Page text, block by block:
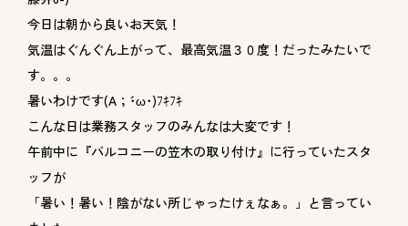
今日は朝から良いお天気！
気温はぐんぐん上がって、最高気温３０度！だったみたいで
す。。。
暑いわけです(A；´･ω･)ﾌｷﾌｷ
こんな日は業務スタッフのみんなは大変です！
午前中に『バルコニーの笠木の取り付け』に行っていたスタ
ッフが
「暑い！暑い！陰がない所じゃったけぇなぁ。」と言ってい